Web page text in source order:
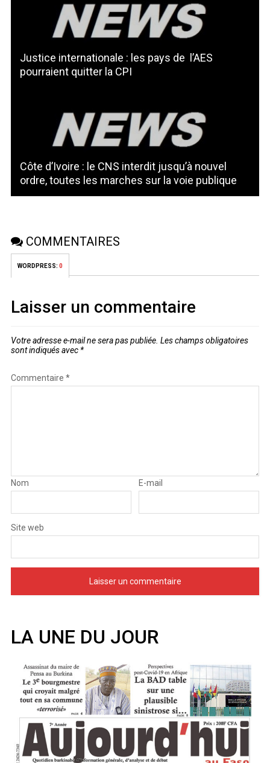
Justice internationale : les pays de l’AES
pourraient quitter la CPI
Côte d’Ivoire : le CNS interdit jusqu’à nouvel
ordre, toutes les marches sur la voie publique
COMMENTAIRES
WORDPRESS: 0
Laisser un commentaire
Votre adresse e-mail ne sera pas publiée. Les champs obligatoires
sont indiqués avec *
Commentaire *
Nom E-mail
Site web
LA UNE DU JOUR